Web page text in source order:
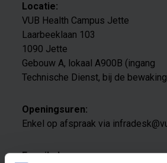
Locatie:
VUB Health Campus Jette
Laarbeeklaan 103
1090 Jette
Gebouw A, lokaal A900B (ingang
Technische Dienst, bij de
Openingsuren:
Enkel op afspraak via
E-mailadres: